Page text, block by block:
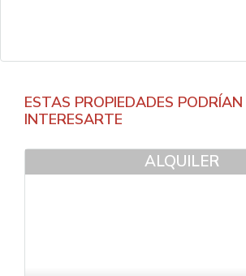
ESTAS PROPIEDADES PODRÍAN
INTERESARTE
ALQUILER